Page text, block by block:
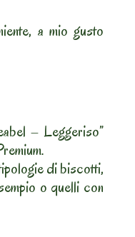
a mio gusto
– Leggeriso”
di biscotti,
o quelli con